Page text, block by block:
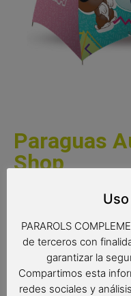
Paraguas
Shop
Un paraguas
Complemento de
Color del
Diámetro: 86 cm
Tipo de apertura:
PARAROLS
de terceros con
garantizar la
Compartimos esta
redes sociales y